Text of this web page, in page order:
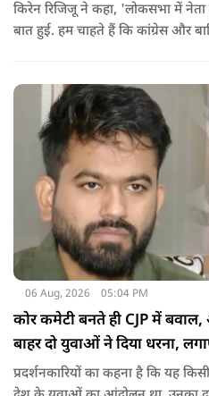
किरेन रिजिजू ने कहा, 'लोकसभा में नेता
बात हुई. हम चाहते हैं कि कांग्रेस और
06 Aug, 2026 05:04 PM
कोर कमेटी बनते ही CJP में
बाहर दो युवाओं ने दिया धरना,
प्रदर्शनकारियों का कहना है कि यह